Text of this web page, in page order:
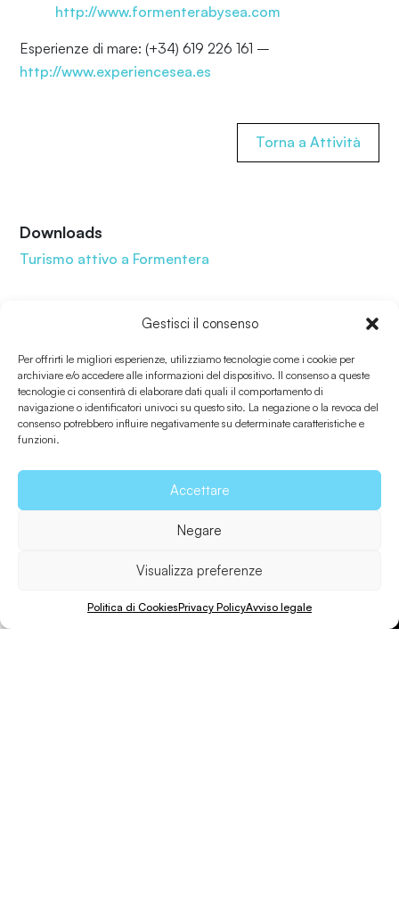
Gestisci il consenso
Per offrirti le migliori esperienze, utilizziamo tecnologie come i cookie per
archiviare e/o accedere alle informazioni del dispositivo. Il consenso a queste
tecnologie ci consentirà di elaborare dati quali il comportamento di
navigazione o identificatori univoci su questo sito. La negazione o la revoca del
consenso potrebbero influire negativamente su determinate caratteristiche e
funzioni.
Accettare
Negare
Visualizza preferenze
Politica di CookiesPrivacy PolicyAvviso legale
http://www.formenterabysea.com
Esperienze di mare: (+34) 619 226 161 –
http://www.experiencesea.es
Torna a Attività
Downloads
Turismo attivo a Formentera
Invia ad un amico